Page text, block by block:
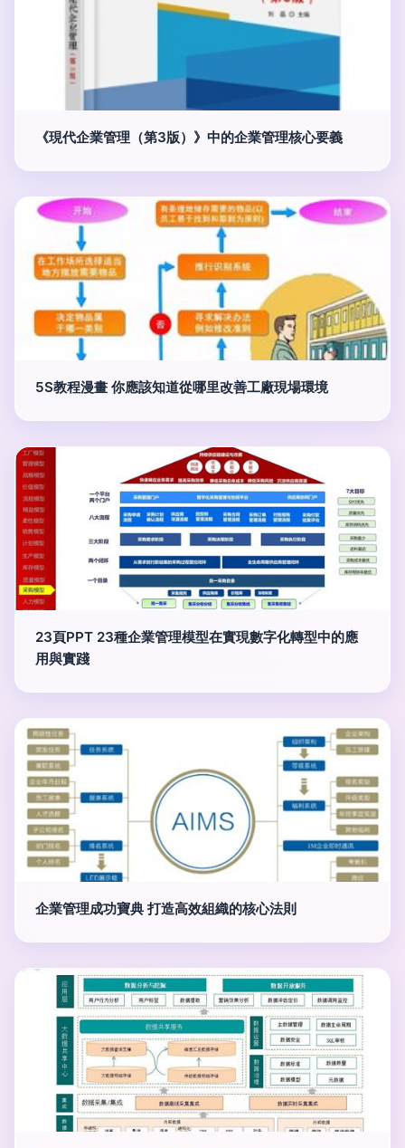
《現代企業管理（第3版）》中的企業管理核心要義
5S教程漫畫 你應該知道從哪里改善工廠現場環境
23頁PPT 23種企業管理模型在實現數字化轉型中的應
用與實踐
企業管理成功寶典 打造高效組織的核心法則